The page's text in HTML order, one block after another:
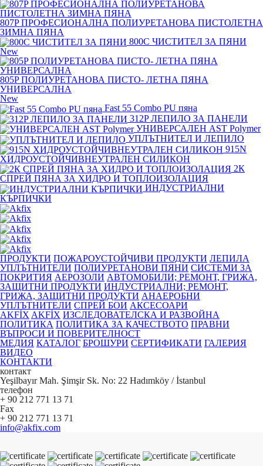
807P ПРОФЕСИОНАЛНА ПОЛИУРЕТАНОВА ПИСТОЛЕТНА
ЗИМНА ПЯНА
800C ЧИСТИТЕЛ ЗА ПЯНИ
New
805P ПОЛИУРЕТАНОВА ПИСТО- ЛЕТНА ПЯНА
УНИВЕРСАЛНА
New
Fast 55 Combo PU пяна
312P ЛЕПИЛО ЗА ПАНЕЛИ
УНИВЕРСАЛЕН AST Polymer
УПЛЪТНИТЕЛ И ЛЕПИЛО
915N
ХИДРОУСТОЙЧИВНЕУТРАЛЕН СИЛИКОН
2К
СПРЕЙ ПЯНА ЗА ХИДРО И ТОПЛОИЗОЛАЦИЯ
ИНДУСТРИАЛНИ
КЪРПИЧКИ
ПРОДУКТИ ПОЖАРОУСТОЙЧИВИ ПРОДУКТИ ЛЕПИЛА
УПЛЪТНИТЕЛИ ПОЛИУРЕТАНОВИ ПЯНИ СИСТЕМИ ЗА
ПОКРИТИЯ АЕРОЗОЛИ АВТОМОБИЛИ; РЕМОНТ, ГРИЖА,
ЗАЩИТНИ ПРОДУКТИ ИНДУСТРИАЛНИ; РЕМОНТ,
ГРИЖА, ЗАЩИТНИ ПРОДУКТИ АНАЕРОБНИ
УПЛЪТНИТЕЛИ СПРЕЙ БОИ АКСЕСОАРИ
AKFİX AKFİX ИЗСЛЕДОВАТЕЛСКА И РАЗВОЙНА
ПОЛИТИКА ПОЛИТИКА ЗА КАЧЕСТВОТО ПРАВНИ
ВЪПРОСИ И ПОВЕРИТЕЛНОСТ
МЕДИЯ КАТАЛОГ БРОШУРИ СЕРТИФИКАТИ ГАЛЕРИЯ
ВИДЕО
КОНТАКТИ
контакт
Yeşilbayır Mah. Şimşir Sk. No: 22 Hadımköy / İstanbul
телефон
+ 90 212 771 13 71
Fax
+ 90 212 771 13 71
info@akfix.com